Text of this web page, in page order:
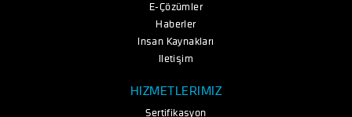
E-Çözümler
Haberler
İnsan Kaynakları
İletişim
HİZMETLERİMİZ
Sertifikasyon